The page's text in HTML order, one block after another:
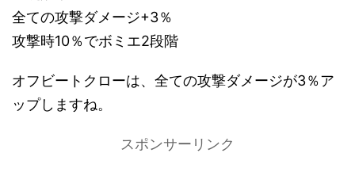
全ての攻撃ダメージ+3％
攻撃時10％でボミエ2段階
オフビートクローは、全ての攻撃ダメージが3％ア
ップしますね。
スポンサーリンク